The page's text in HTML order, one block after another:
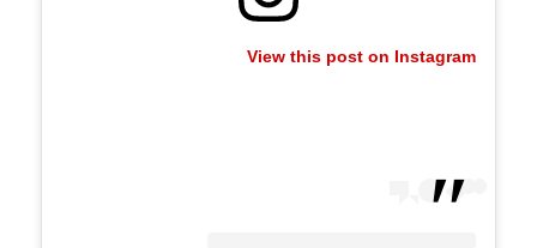
View this post on Instagram